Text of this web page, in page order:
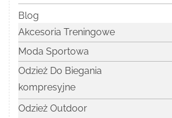
Blog
Akcesoria Treningowe
Moda Sportowa
Odzież Do Biegania
kompresyjne
Odzież Outdoor